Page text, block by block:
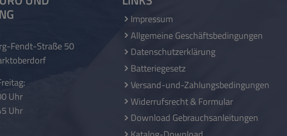
Fendt-Straße 50
Uhr
Uhr
Impressum
Allgemeine Geschäftsbedingungen
Datenschutzerklärung
Batteriegesetz
Versand-und-Zahlungsbedingungen
Widerrufsrecht & Formular
Download Gebrauchsanleitungen